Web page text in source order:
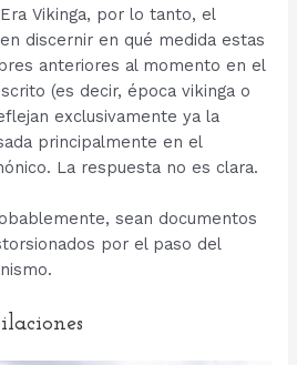
Vikinga, por lo tanto, el
discernir en qué medida estas
anteriores al momento en el
(es decir, época vikinga o
exclusivamente ya la
principalmente en el
La respuesta no es clara.
sean documentos
por el paso del